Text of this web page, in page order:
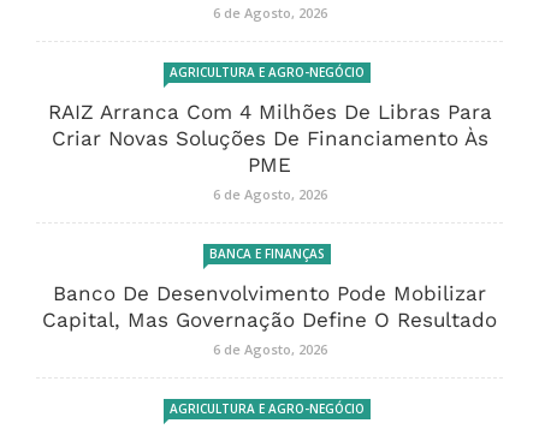
6 de Agosto, 2026
AGRICULTURA E AGRO-NEGÓCIO
RAIZ Arranca Com 4 Milhões De Libras Para
Criar Novas Soluções De Financiamento Às
PME
6 de Agosto, 2026
BANCA E FINANÇAS
Banco De Desenvolvimento Pode Mobilizar
Capital, Mas Governação Define O Resultado
6 de Agosto, 2026
AGRICULTURA E AGRO-NEGÓCIO